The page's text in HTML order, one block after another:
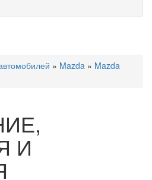
» Mazda » Mazda
И